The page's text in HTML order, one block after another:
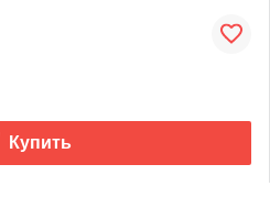
Купить